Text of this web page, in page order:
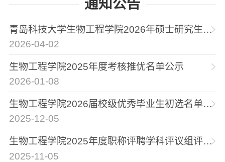
通知公告
青岛科技大学生物工程学院2026年硕士研究生招生调剂工作通知
2026-04-02
生物工程学院2025年度考核推优名单公示
2026-01-08
生物工程学院2026届校级优秀毕业生初选名单公示
2025-12-05
生物工程学院2025年度职称评聘学科评议组评议通过人员结果公示
2025-11-05